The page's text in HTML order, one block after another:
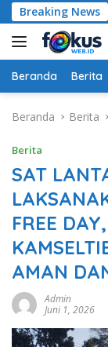
Langsung
ke
konten
Breaking News
Beranda Berita
Beranda Berita
Berita
SAT
FREE
AMAN
Admin
Juni 1, 2026